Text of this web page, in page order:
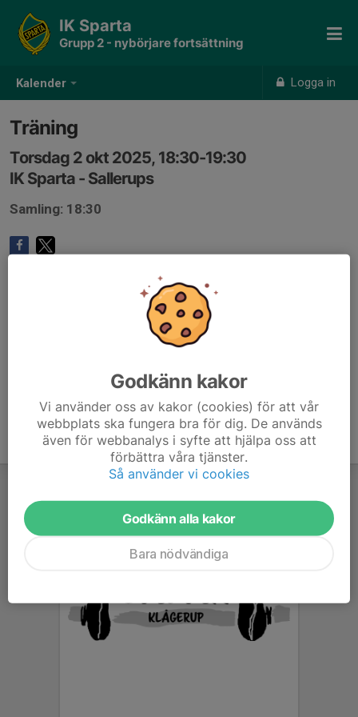
Kalender Logga in
IK Sparta
Grupp 2 - nybörjare fortsättning
Träning
Torsdag 2 okt 2025, 18:30-19:30
IK Sparta - Sallerups
Samling: 18:30
Godkänn kakor
Vi använder oss av kakor (cookies) för att vår
webbplats ska fungera bra för dig. De används
även för webbanalys i syfte att hjälpa oss att
förbättra våra tjänster.
Så använder vi cookies
Godkänn alla kakor
Bara nödvändiga